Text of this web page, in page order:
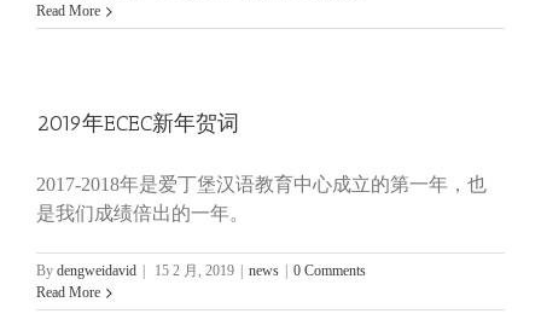
Read More
2019年ECEC新年贺词
2017-2018年是爱丁堡汉语教育中心成立的第一年，也
是我们成绩倍出的一年。
By dengweidavid 15 2 月, 2019 news
0 Comments
Read More